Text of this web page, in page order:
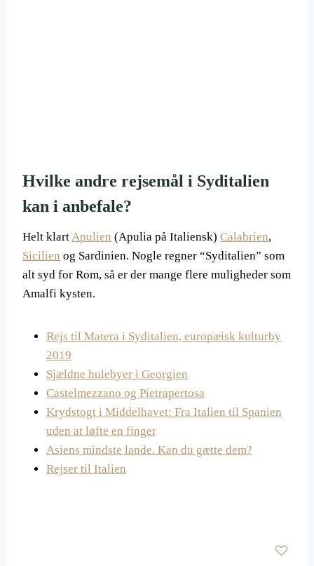
Hvilke andre rejsemål i Syditalien
kan i anbefale?
Helt klartApulien (Apulia på Italiensk) Calabrien,
Sicilien og Sardinien. Nogle regner “Syditalien” som
alt syd for Rom, så er der mange flere muligheder som
Amalfi kysten.
Rejs til Matera i Syditalien, europæisk kulturby
2019
Sjældne hulebyer i Georgien
Castelmezzano og Pietrapertosa
Krydstogt i Middelhavet: Fra Italien til Spanien
uden at løfte en finger
Asiens mindste lande. Kan du gætte dem?
Rejser til Italien